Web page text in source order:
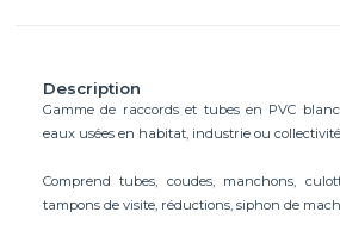
Description
Gamme de raccords et tubes en PVC
eaux usées en habitat, industrie ou
Comprend tubes, coudes, manchons,
tampons de visite, réductions, siphon de